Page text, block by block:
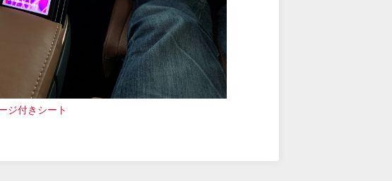
ジ付きシート